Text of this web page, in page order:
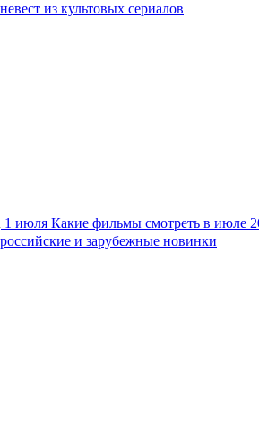
невест из культовых сериалов
1 июля Какие фильмы смотреть в июле
российские и зарубежные новинки